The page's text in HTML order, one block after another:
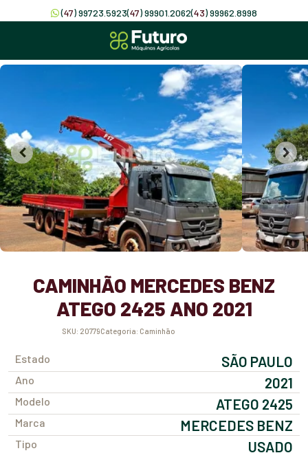
(47) 99723.5923(47) 99901.2062(43) 99962.8998
CAMINHÃO MERCEDES BENZ
ATEGO 2425 ANO 2021
SKU: 20779 Categoria: Caminhão
Estado SÃO PAULO
Ano 2021
Modelo ATEGO 2425
Marca MERCEDES BENZ
Tipo USADO